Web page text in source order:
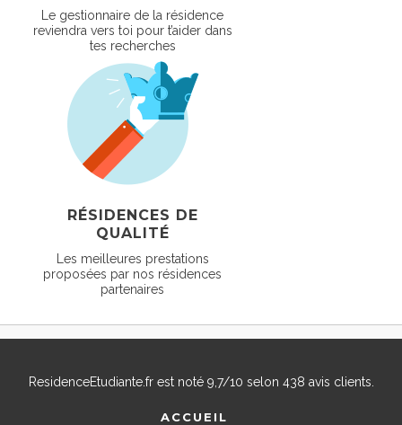
Le gestionnaire de la résidence
reviendra vers toi pour t’aider dans
tes recherches
RÉSIDENCES DE
QUALITÉ
Les meilleures prestations
proposées par nos résidences
partenaires
ResidenceEtudiante.frest noté 9,7/10 selon 438 avis clients.
ACCUEIL